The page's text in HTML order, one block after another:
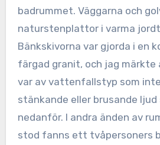
badrummet. Väggarna och
naturstenplattor i varma
Bänkskivorna var gjorda i en
färgad granit, och jag märkte
var av vattenfallstyp som
stänkande eller brusande ljud
nedanför. I andra änden av
stod fanns ett tvåpersoners